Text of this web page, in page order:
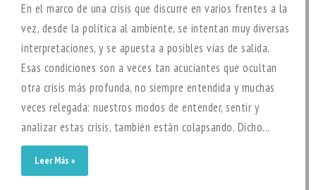
En el marco de una crisis que discurre en varios frentes a la
vez, desde la política al ambiente, se intentan muy diversas
interpretaciones, y se apuesta a posibles vías de salida.
Esas condiciones son a veces tan acuciantes que ocultan
otra crisis más profunda, no siempre entendida y muchas
veces relegada: nuestros modos de entender, sentir y
analizar estas crisis, también están colapsando. Dicho...
Leer Más »